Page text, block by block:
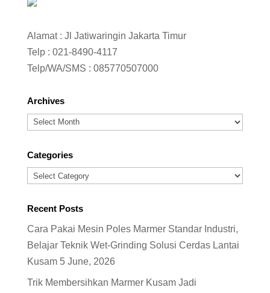
Alamat : Jl Jatiwaringin Jakarta Timur
Telp : 021-8490-4117
Telp/WA/SMS : 085770507000
Archives
Archives
Categories
Categories
Recent Posts
Cara Pakai Mesin Poles Marmer Standar Industri,
Belajar Teknik Wet-Grinding Solusi Cerdas Lantai
Kusam 5 June, 2026
Trik Membersihkan Marmer Kusam Jadi